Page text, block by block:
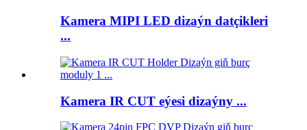
Kamera MIPI LED dizaýn datçikleri
...
Kamera IR CUT eýesi dizaýny ...